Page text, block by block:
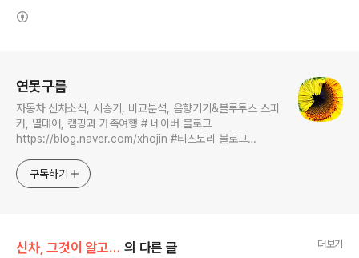
연못구름
자동차 신차소식, 시승기, 비교분석, 음향기기&블루투스 스피
커, 열대어, 캠핑과 가족여행 # 네이버 블로그
https://blog.naver.com/xhojin #티스토리 블로그
https://www.youtube.com/c/연못구름 콜라보 문의는
xhojin@naver.com 으로 주시면 신속하게 답변 드리겠습니
구독하기
신차, 그것이 알고 싶다 의 다른 글 더보기